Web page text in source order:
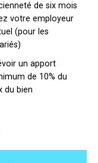
de six mois
votre employeur
(pour les
un apport
de 10% du
du bien